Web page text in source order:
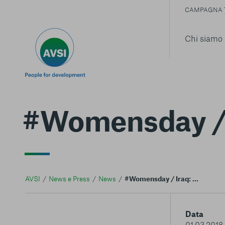
Chi siamo
CAMPAGNA
#Womensday
AVSI News e Press News #Womensday / Iraq: Myriam
Data